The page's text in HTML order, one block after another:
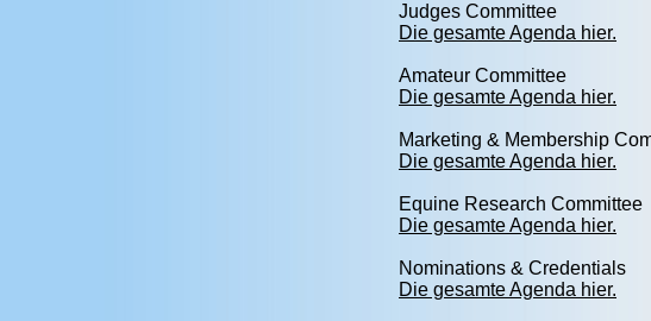
Judges Committee
Die gesamte Agenda hier.
Amateur Committee
Die gesamte Agenda hier.
Marketing & Membership
Die gesamte Agenda hier.
Equine Research Committee
Die gesamte Agenda hier.
Nominations & Credentials
Die gesamte Agenda hier.